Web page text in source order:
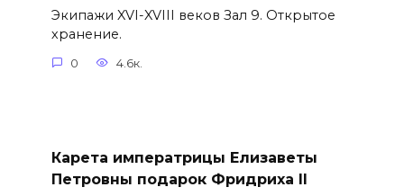
Экипажи XVI-XVIII веков Зал 9. Открытое
хранение.
0 4.6к.
Карета императрицы Елизаветы
Петровны подарок Фридриха II